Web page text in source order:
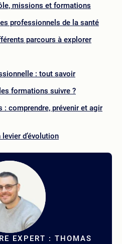
missions et formations
professionnels de la santé
parcours à explorer
: tout savoir
formations suivre ?
comprendre, prévenir et agir
d’évolution
EXPERT : THOMAS